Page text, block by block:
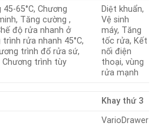
65°C, Chương
Tăng cường ,
độ rửa nhanh ở
trình rửa nhanh 45°C,
trình đổ rửa sứ,
Chương trình tùy
Diệt khuẩn,
Vệ sinh
máy, Tăng
tốc rửa, Kết
nối điện
thoại, vùng
rửa mạnh
Khay thứ 3
VarioDrawer